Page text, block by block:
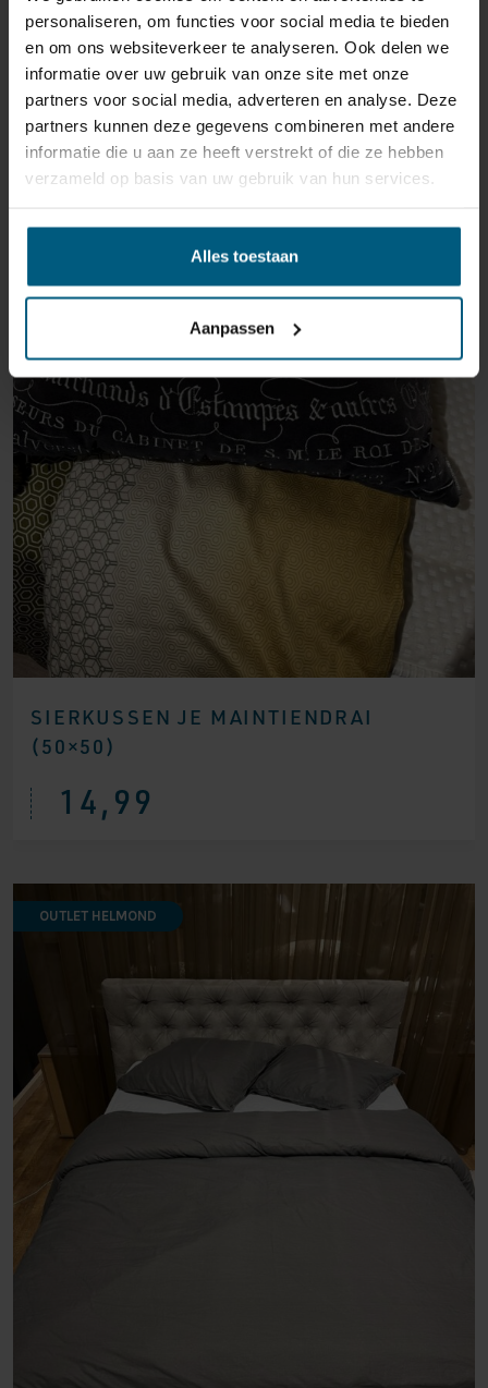
personaliseren, om functies voor social media te bieden
en om ons websiteverkeer te analyseren. Ook delen we
informatie over uw gebruik van onze site met onze
partners voor social media, adverteren en analyse. Deze
partners kunnen deze gegevens combineren met andere
informatie die u aan ze heeft verstrekt of die ze hebben
verzameld op basis van uw gebruik van hun services.
Alles toestaan
Aanpassen
SIERKUSSEN JE MAINTIENDRAI
(50×50)
14,99
OUTLET HELMOND